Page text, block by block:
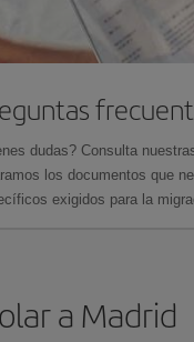
dudas? Consulta
los documentos que
exigidos para la
a Madrid